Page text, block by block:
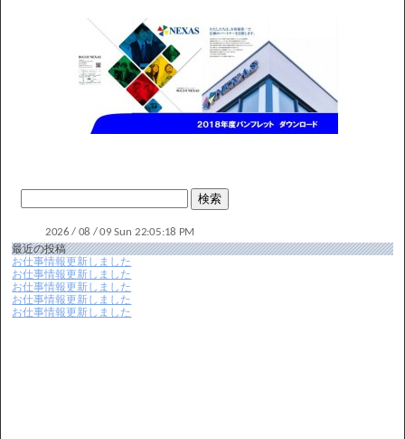
最近の投稿
お仕事情報更新しました
お仕事情報更新しました
お仕事情報更新しました
お仕事情報更新しました
お仕事情報更新しました